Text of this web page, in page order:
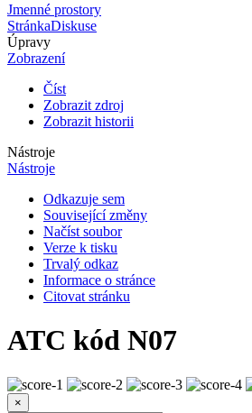
Jmenné prostory
StránkaDiskuse
Úpravy
Zobrazení
Číst
Zobrazit zdroj
Zobrazit historii
Nástroje
Nástroje
Odkazuje sem
Související změny
Načíst soubor
Verze k tisku
Trvalý odkaz
Informace o stránce
Citovat stránku
ATC kód N07
×